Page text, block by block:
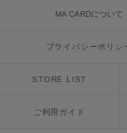
NOWNS
MA CARDについて
プライバシーポリシ
STORE LIST
ご利用ガイド